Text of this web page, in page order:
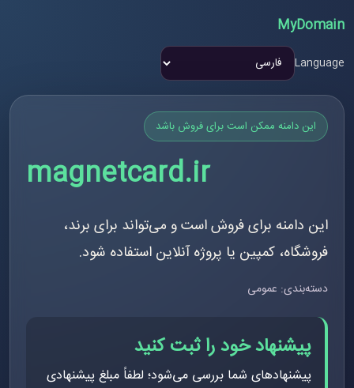
MyDomain
Language
این دامنه ممکن است برای فروش باشد
magnetcard.ir
این دامنه برای فروش است و می‌تواند برای برند،
فروشگاه، کمپین یا پروژه آنلاین استفاده شود.
دسته‌بندی: عمومی
پیشنهاد خود را ثبت کنید
پیشنهادهای شما بررسی می‌شود؛ لطفاً مبلغ پیشنهادی